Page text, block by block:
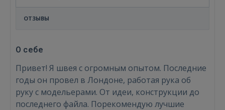
ОТЗЫВЫ
О себе
Привет! Я швея с огромным опытом. Последние
годы он провел в Лондоне, работая рука об
руку с модельерами. От идеи, конструкции до
последнего файла. Порекомендую лучшие